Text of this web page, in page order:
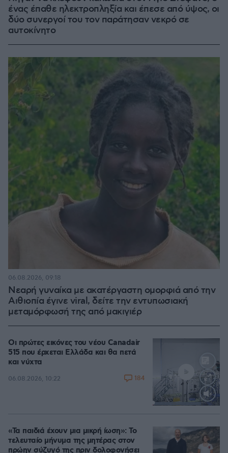
ένας έπαθε ηλεκτροπληξία και έπεσε από ύψος, οι
δύο συνεργοί του τον παράτησαν νεκρό σε
αυτοκίνητο
Νεαρή γυναίκα με ακατέργαστη ομορφιά από την
Αιθιοπία έγινε viral, δείτε την εντυπωσιακή
μεταμόρφωσή της από μακιγιέρ
06.08.2026, 09:18
Loaded:
Οι πρώτες εικόνες του νέου Canadair
515 που έρχεται Ελλάδα και θα πετά
και νύχτα
06.08.2026, 10:22 184
«Τα παιδιά έχουν μια μικρή ίωση»: Το
τελευταίο μήνυμα της μητέρας στον
πρώην σύζυγό της πριν δολοφονήσει